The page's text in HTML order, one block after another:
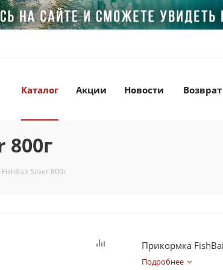
Каталог Акции Новости
Silver 800г
Прикормка
Подробнее